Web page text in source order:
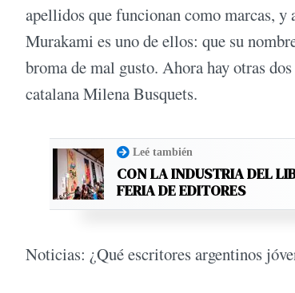
apellidos que funcionan como marcas, y
Murakami es uno de ellos: que su
broma de mal gusto. Ahora hay otras
catalana Milena Busquets.
Leé también
CON LA INDUSTRIA DEL
FERIA DE EDITORES
Noticias: ¿Qué escritores argentinos